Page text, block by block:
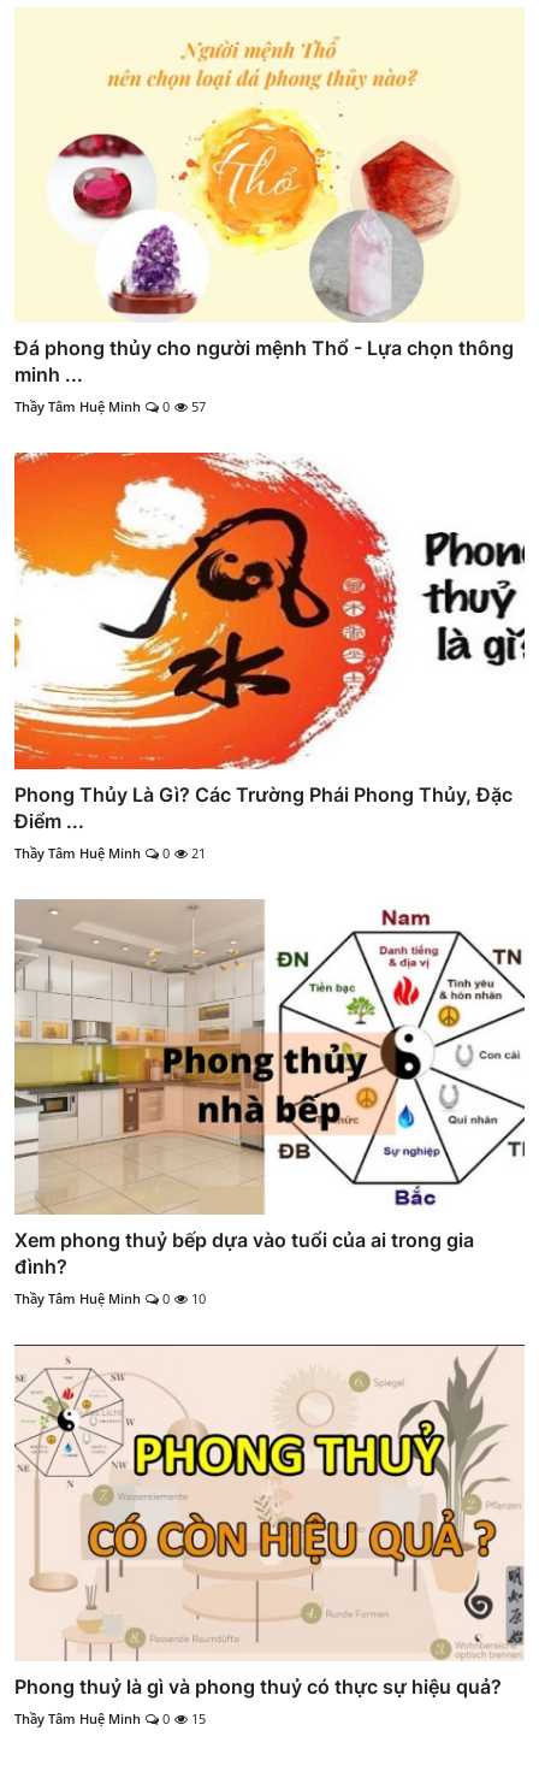
Đá phong thủy cho người mệnh Thổ - Lựa chọn thông
minh ...
Thầy Tâm Huệ Minh 0 57
Phong Thủy Là Gì? Các Trường Phái Phong Thủy, Đặc
Điểm ...
Thầy Tâm Huệ Minh 0 21
Xem phong thuỷ bếp dựa vào tuổi của ai trong gia
đình?
Thầy Tâm Huệ Minh 0 10
Phong thuỷ là gì và phong thuỷ có thực sự hiệu quả?
Thầy Tâm Huệ Minh 0 15